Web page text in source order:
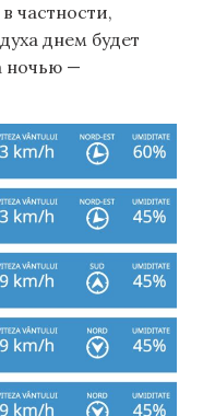
частности,
днем ​​будет
ночью —